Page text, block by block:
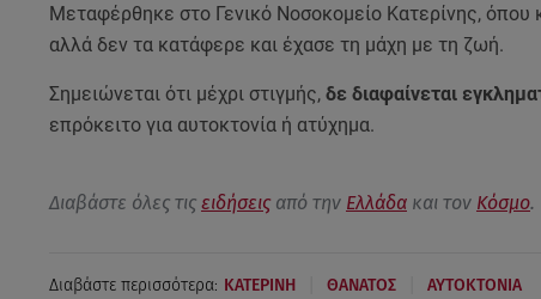
Μεταφέρθηκε στο Γενικό Νοσοκομείο Κατερίνης, όπου
αλλά δεν τα κατάφερε και έχασε τη μάχη με τη ζωή.
Σημειώνεται ότι μέχρι στιγμής, δε διαφαίνεται
επρόκειτο για αυτοκτονία ή ατύχημα.
Διαβάστε όλες τις ειδήσειςαπό την Ελλάδακαι τον Κόσμο.
Διαβάστε περισσότερα: ΚΑΤΕΡΙΝΗ ΘΑΝΑΤΟΣ ΑΥΤΟΚΤΟΝΙΑ